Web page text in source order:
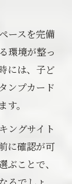
ースを完備
環境が整っ
には、子ど
ンプカード
。
ングサイト
に確認が可
ことで、